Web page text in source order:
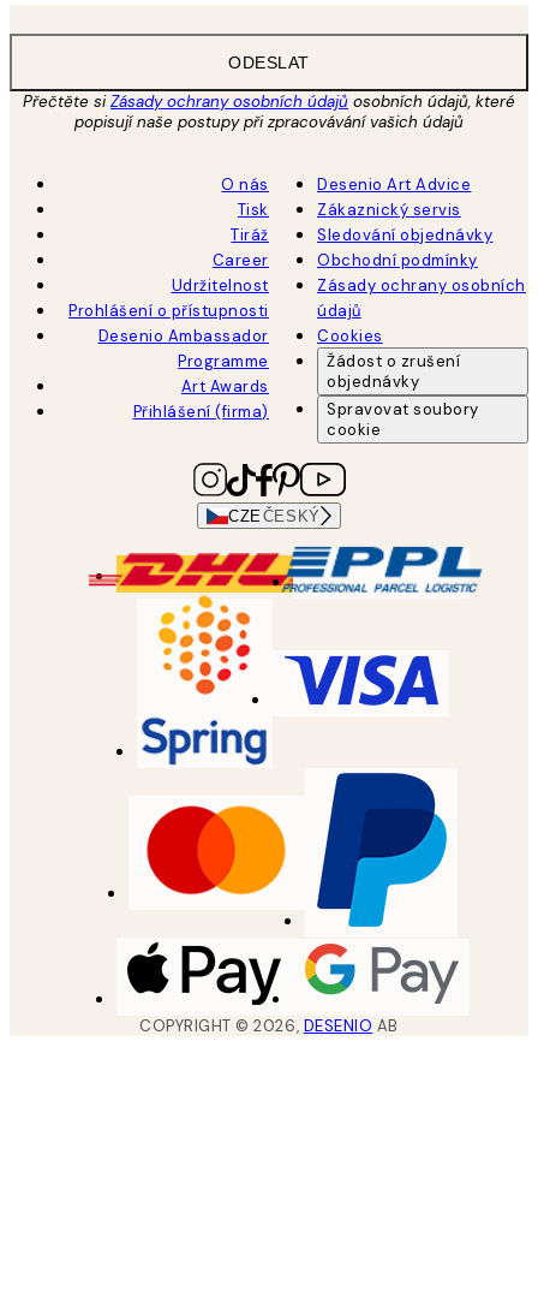
ODESLAT
Přečtěte siZásady ochrany osobních údajů osobních údajů, které
popisují naše postupy při zpracovávání vašich údajů
O nás
Tisk
Tiráž
Career
Udržitelnost
Prohlášení o přístupnosti
Desenio Ambassador
Programme
Art Awards
Přihlášení (firma)
Desenio Art Advice
Zákaznický servis
Sledování objednávky
Obchodní podmínky
Zásady ochrany osobních
údajů
Cookies
Žádost o zrušení
objednávky
Spravovat soubory
cookie
CZE ČESKÝ
COPYRIGHT ©2026, DESENIO AB